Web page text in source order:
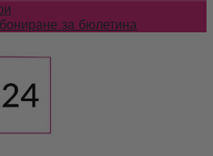
за бюлетина